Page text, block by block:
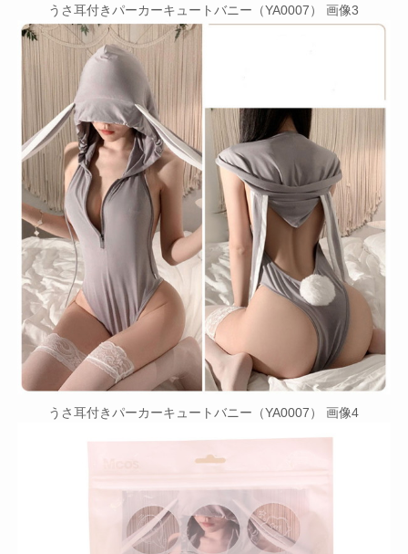
うさ耳付きパーカーキュートバニー（YA0007） 画像3
うさ耳付きパーカーキュートバニー（YA0007） 画像4